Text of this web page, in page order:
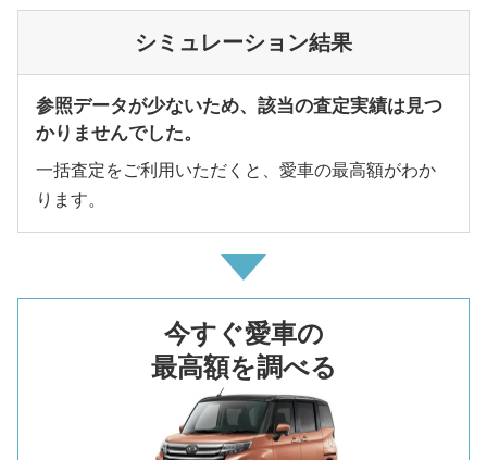
シミュレーション結果
参照データが少ないため、該当の査定実績は見つ
かりませんでした。
一括査定をご利用いただくと、愛車の最高額がわか
ります。
今すぐ愛車の
最高額を調べる